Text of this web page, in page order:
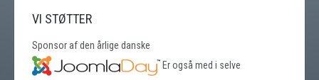
VI STØTTER
Sponsor af den årlige danske
Er også med i selve